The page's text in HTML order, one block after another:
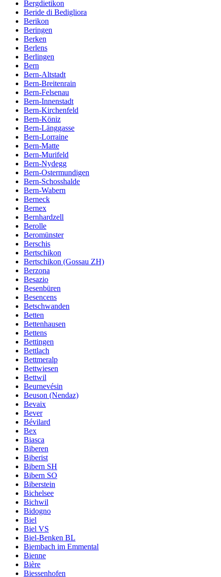
Bergdietikon
Beride di Bedigliora
Berikon
Beringen
Berken
Berlens
Berlingen
Bern
Bern-Altstadt
Bern-Breitenrain
Bern-Felsenau
Bern-Innenstadt
Bern-Kirchenfeld
Bern-Köniz
Bern-Länggasse
Bern-Lorraine
Bern-Matte
Bern-Murifeld
Bern-Nydegg
Bern-Ostermundigen
Bern-Schosshalde
Bern-Wabern
Berneck
Bernex
Bernhardzell
Berolle
Beromünster
Berschis
Bertschikon
Bertschikon (Gossau ZH)
Berzona
Besazio
Besenbüren
Besencens
Betschwanden
Betten
Bettenhausen
Bettens
Bettingen
Bettlach
Bettmeralp
Bettwiesen
Bettwil
Beurnevésin
Beuson (Nendaz)
Bevaix
Bever
Bévilard
Bex
Biasca
Biberen
Biberist
Bibern SH
Bibern SO
Biberstein
Bichelsee
Bichwil
Bidogno
Biel
Biel VS
Biel-Benken BL
Biembach im Emmental
Bienne
Bière
Biessenhofen